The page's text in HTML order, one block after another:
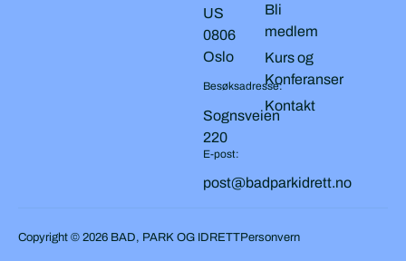
US
0806
Oslo
Besøksadresse:
Sognsveien
220
E-post:
post@badparkidrett.no
Bli
medlem
Kurs og
Konferanser
Kontakt
Copyright © 2026 BAD, PARK OG IDRETTPersonvern